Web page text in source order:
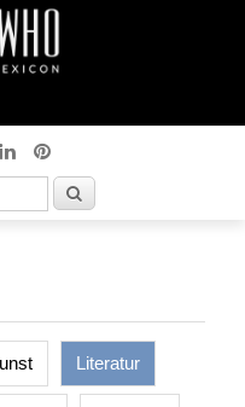
Literatur